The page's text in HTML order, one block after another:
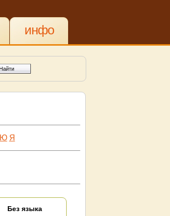
инфо
Ю Я
Без языка